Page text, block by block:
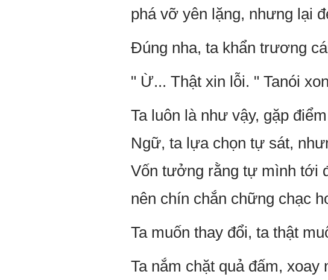
phá vỡ yên lặng, nhưng lại
Đúng nha, ta khẩn trương
" Ừ... Thật xin lỗi. " Tanói
Ta luôn là như vậy, gặp
Ngữ, ta lựa chọn tự sát,
Vốn tưởng rằng tự mình tới
nên chín chắn chững chạc
Ta muốn thay đổi, ta thật
Ta nắm chặt quả đấm,